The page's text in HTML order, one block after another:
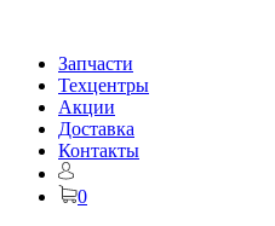
Запчасти
Техцентры
Акции
Доставка
Контакты
0